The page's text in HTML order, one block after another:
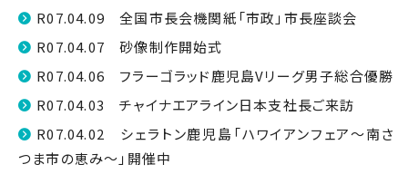
R07.04.09 全国市長会機関紙「市政」市長座談会
R07.04.07 砂像制作開始式
R07.04.06 フラーゴラッド鹿児島Vリーグ男子総合優勝
R07.04.03 チャイナエアライン日本支社長ご来訪
R07.04.02 シェラトン鹿児島「ハワイアンフェア〜南さ
つま市の恵み〜」開催中